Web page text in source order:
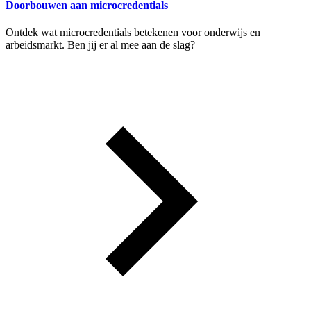
Doorbouwen aan microcredentials
Ontdek wat microcredentials betekenen voor onderwijs en
arbeidsmarkt. Ben jij er al mee aan de slag?